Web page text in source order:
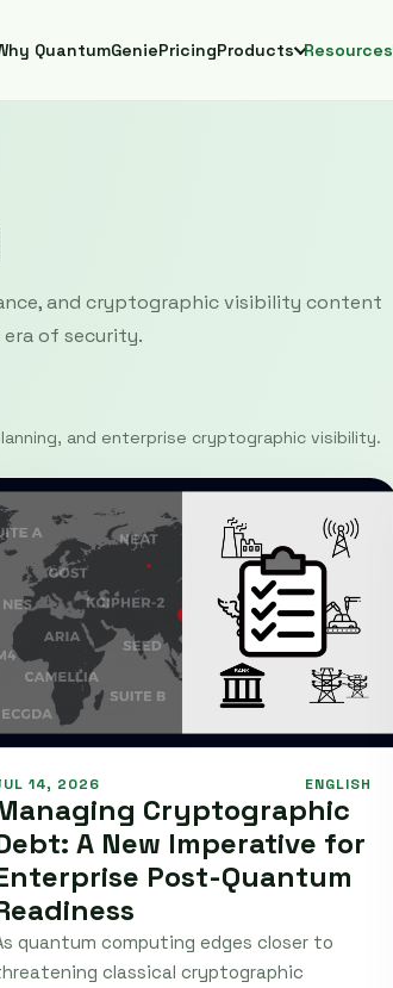
QuantumGeniePricingProducts Resources
and cryptographic visibility content
of security.
and enterprise cryptographic visibility.
14, 2026 ENGLISH
Cryptographic
A New Imperative for
Post-Quantum
quantum computing edges closer to
classical cryptographic